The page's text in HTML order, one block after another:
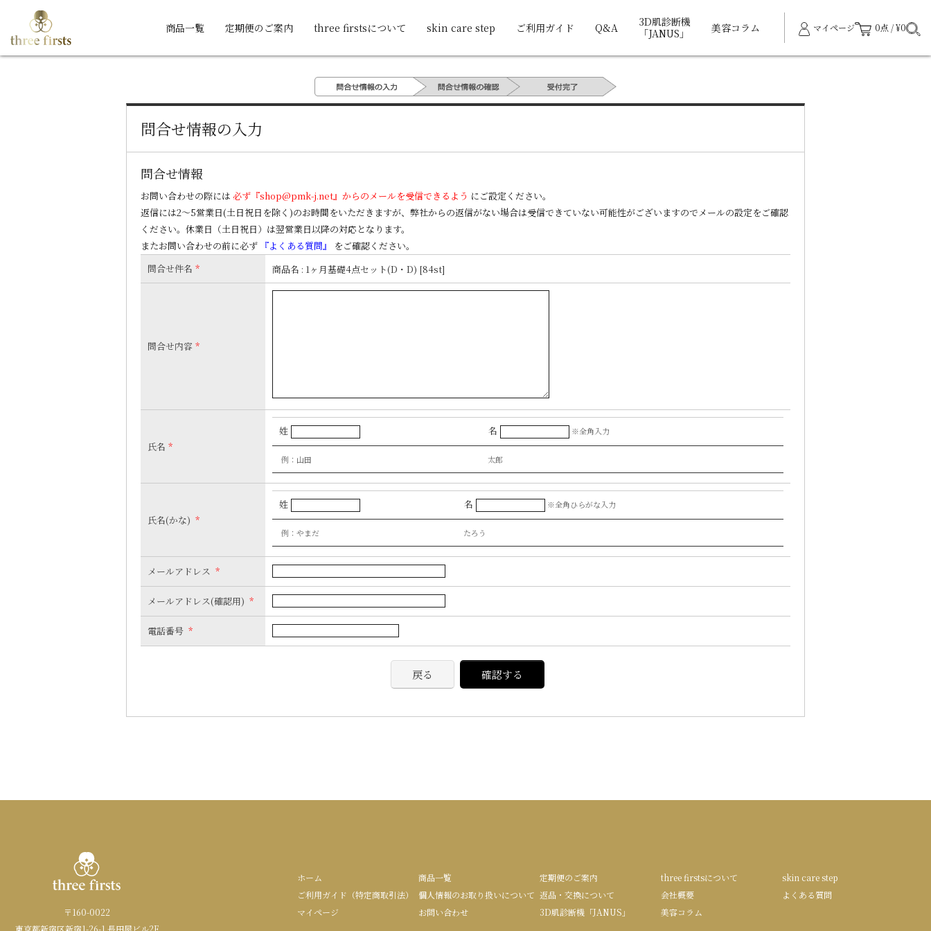
商品一覧 定期便のご案内 three firstsについて skin care step ご利用ガイド Q&A
3D肌診断機
「JANUS」
美容コラム マイページ 0点 / ¥0
問合せ情報の入力
問合せ情報
お問い合わせの際には 必ず『shop@pmk-j.net』からのメールを受信できるよう にご設定ください。
返信には2～5営業日(土日祝日を除く)のお時間をいただきますが、弊社からの返信がない場合は受信できていない可能性がございますのでメールの設定をご確認
ください。休業日（土日祝日）は翌営業日以降の対応となります。
またお問い合わせの前に必ず 『よくある質問』
をご確認ください。
問合せ件名 * 商品名 : 1ヶ月基礎4点セット(D・D) [84st]
問合せ内容 *
氏名 *
姓 名 ※全角入力
例：山田 太郎
氏名(かな) *
姓 名 ※全角ひらがな入力
例：やまだ たろう
メールアドレス *
メールアドレス(確認用) *
電話番号 *
戻る 確認する
〒160-0022
東京都新宿区新宿1-26-1 長田屋ビル2F
ホーム 商品一覧 定期便のご案内 three firstsについて
skin care step
ご利用ガイド（特定商取引法）
個人情報のお取り扱いについて 返品・交換について 会社概要
よくある質問
マイページ
お問い合わせ 3D肌診断機「JANUS」 美容コラム